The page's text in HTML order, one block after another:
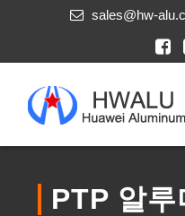
sales@hw-
PTP 알루